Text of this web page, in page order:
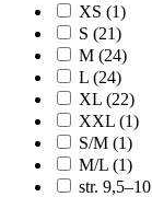
XS (1)
S (21)
M (24)
L (24)
XL (22)
XXL (1)
S/M (1)
M/L (1)
str. 9,5–10